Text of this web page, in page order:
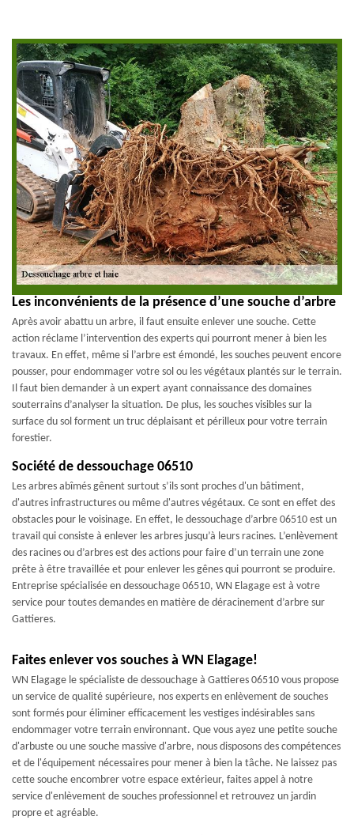
Les inconvénients de la présence d’une souche d’arbre
Après avoir abattu un arbre, il faut ensuite enlever une souche. Cette
action réclame l’intervention des experts qui pourront mener à bien les
travaux. En effet, même si l’arbre est émondé, les souches peuvent encore
pousser, pour endommager votre sol ou les végétaux plantés sur le terrain.
Il faut bien demander à un expert ayant connaissance des domaines
souterrains d’analyser la situation. De plus, les souches visibles sur la
surface du sol forment un truc déplaisant et périlleux pour votre terrain
forestier.
Société de dessouchage 06510
Les arbres abîmés gênent surtout s’ils sont proches d'un bâtiment,
d'autres infrastructures ou même d'autres végétaux. Ce sont en effet des
obstacles pour le voisinage. En effet, le dessouchage d’arbre 06510 est un
travail qui consiste à enlever les arbres jusqu’à leurs racines. L’enlèvement
des racines ou d’arbres est des actions pour faire d’un terrain une zone
prête à être travaillée et pour enlever les gênes qui pourront se produire.
Entreprise spécialisée en dessouchage 06510, WN Elagage est à votre
service pour toutes demandes en matière de déracinement d’arbre sur
Gattieres.
Faites enlever vos souches à WN Elagage!
WN Elagage le spécialiste de dessouchage à Gattieres 06510 vous propose
un service de qualité supérieure, nos experts en enlèvement de souches
sont formés pour éliminer efficacement les vestiges indésirables sans
endommager votre terrain environnant. Que vous ayez une petite souche
d'arbuste ou une souche massive d'arbre, nous disposons des compétences
et de l'équipement nécessaires pour mener à bien la tâche. Ne laissez pas
cette souche encombrer votre espace extérieur, faites appel à notre
service d'enlèvement de souches professionnel et retrouvez un jardin
propre et agréable.